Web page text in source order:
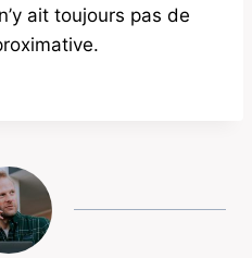
ait toujours pas de